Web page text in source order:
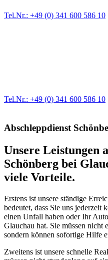
Tel.Nr.: +49 (0) 341 600 586 10
Tel.Nr.: +49 (0) 341 600 586 10
Abschleppdienst
Unsere Leistungen
Schönberg bei
viele Vorteile.
Erstens ist unsere ständige
bedeutet, dass Sie uns jederzeit
einen Unfall haben oder Ihr
Glauchau hat. Sie müssen nicht
sondern können sofortige Hilfe
Zweitens ist unsere schnelle